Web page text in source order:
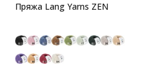
Пряжа Lang Yarns ZEN